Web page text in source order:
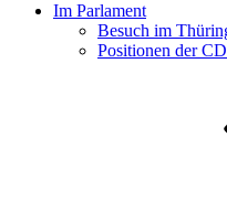
Im Parlament
Besuch im
Positionen der